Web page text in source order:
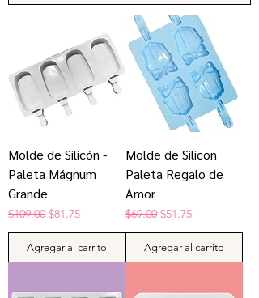
Molde de Silicón -
Paleta Mágnum
Grande
Precio
$109.00 Precio de oferta
$81.75
Agregar al carrito
Molde de Silicon
Paleta Regalo de
Amor
Precio
$69.00 Precio de oferta
$51.75
Agregar al carrito